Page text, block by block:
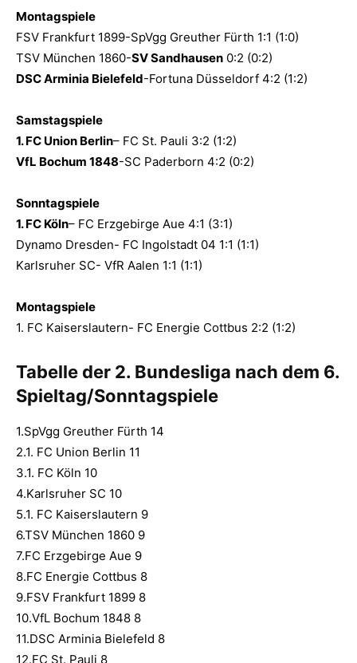
Montagspiele
FSV Frankfurt 1899-SpVgg Greuther Fürth 1:1 (1:0)
TSV München 1860-SV Sandhausen 0:2 (0:2)
DSC Arminia Bielefeld-Fortuna Düsseldorf 4:2 (1:2)
Samstagspiele
1. FC Union Berlin– FC St. Pauli 3:2 (1:2)
VfL Bochum 1848-SC Paderborn 4:2 (0:2)
Sonntagspiele
1. FC Köln– FC Erzgebirge Aue 4:1 (3:1)
Dynamo Dresden- FC Ingolstadt 04 1:1 (1:1)
Karlsruher SC- VfR Aalen 1:1 (1:1)
Montagspiele
1. FC Kaiserslautern- FC Energie Cottbus 2:2 (1:2)
Tabelle der 2. Bundesliga nach dem 6.
Spieltag/Sonntagspiele
1.SpVgg Greuther Fürth 14
2.1. FC Union Berlin 11
3.1. FC Köln 10
4.Karlsruher SC 10
5.1. FC Kaiserslautern 9
6.TSV München 1860 9
7.FC Erzgebirge Aue 9
8.FC Energie Cottbus 8
9.FSV Frankfurt 1899 8
10.VfL Bochum 1848 8
11.DSC Arminia Bielefeld 8
12.FC St. Pauli 8